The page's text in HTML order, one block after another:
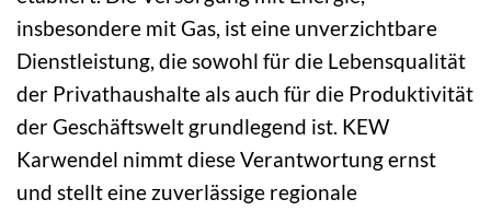
insbesondere mit Gas, ist eine unverzichtbare
Dienstleistung, die sowohl für die Lebensqualität
der Privathaushalte als auch für die Produktivität
der Geschäftswelt grundlegend ist. KEW
Karwendel nimmt diese Verantwortung ernst
und stellt eine zuverlässige regionale